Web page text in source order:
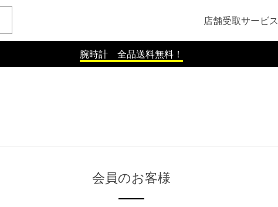
店舗受取サービス
腕時計 全品送料無料！
会員のお客様